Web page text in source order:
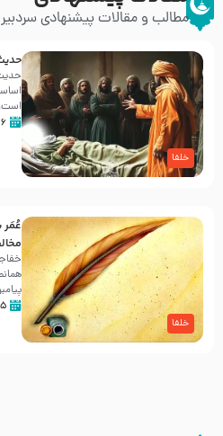
مطالب و مقالات پیشنهادی سردبیر
خلفا
۱۶ /
خلفا
عُمَر
۱۵ /